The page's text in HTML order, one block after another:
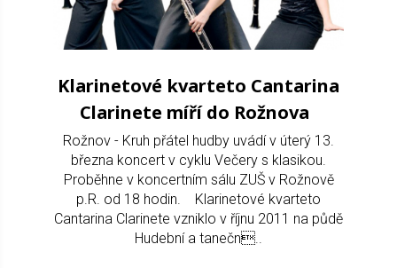
Klarinetové kvarteto Cantarina
Clarinete míří do Rožnova
Rožnov - Kruh přátel hudby uvádí v úterý 13.
března koncert v cyklu Večery s klasikou.
Proběhne v koncertním sálu ZUŠ v Rožnově
p.R. od 18 hodin. Klarinetové kvarteto
Cantarina Clarinete vzniklo v říjnu 2011 na půdě
Hudební a tanečn..